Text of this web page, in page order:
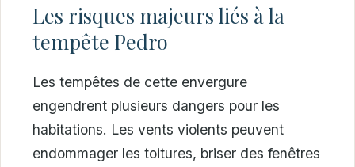
Les risques majeurs liés à la
tempête Pedro
Les tempêtes de cette envergure
engendrent plusieurs dangers pour les
habitations. Les vents violents peuvent
endommager les toitures, briser des fenêtres